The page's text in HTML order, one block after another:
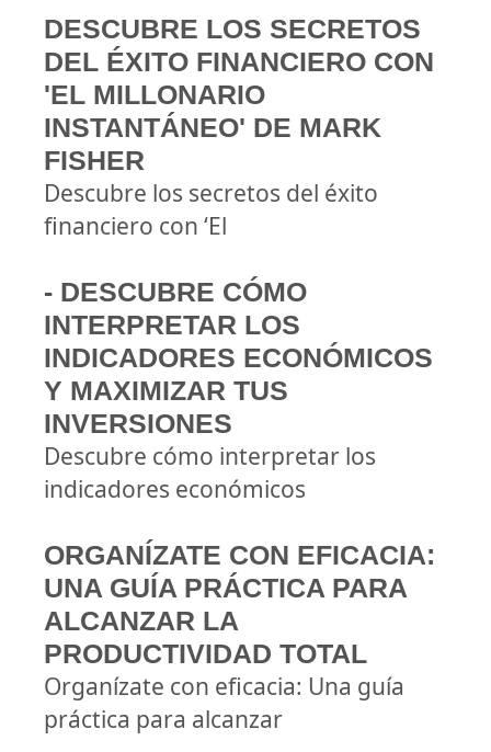
DESCUBRE LOS SECRETOS
DEL ÉXITO FINANCIERO CON
'EL MILLONARIO
INSTANTÁNEO' DE MARK
FISHER
Descubre los secretos del éxito
financiero con ‘El
- DESCUBRE CÓMO
INTERPRETAR LOS
INDICADORES ECONÓMICOS
Y MAXIMIZAR TUS
INVERSIONES
Descubre cómo interpretar los
indicadores económicos
ORGANÍZATE CON EFICACIA:
UNA GUÍA PRÁCTICA PARA
ALCANZAR LA
PRODUCTIVIDAD TOTAL
Organízate con eficacia: Una guía
práctica para alcanzar